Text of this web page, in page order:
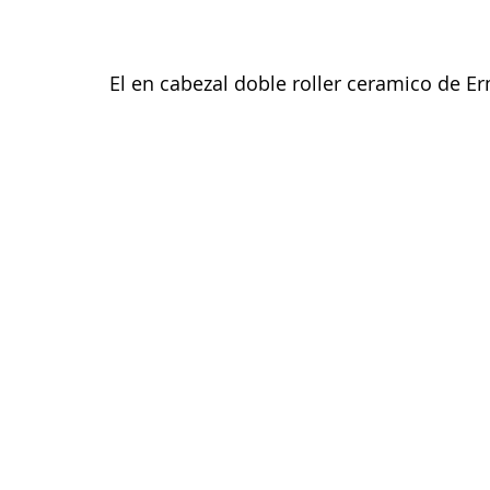
El en cabezal doble roller ceramico de